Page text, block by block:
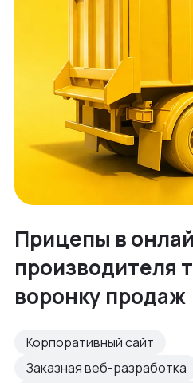
Прицепы в
производителя
воронку продаж
Корпоративный сайт
Заказная веб-разработка